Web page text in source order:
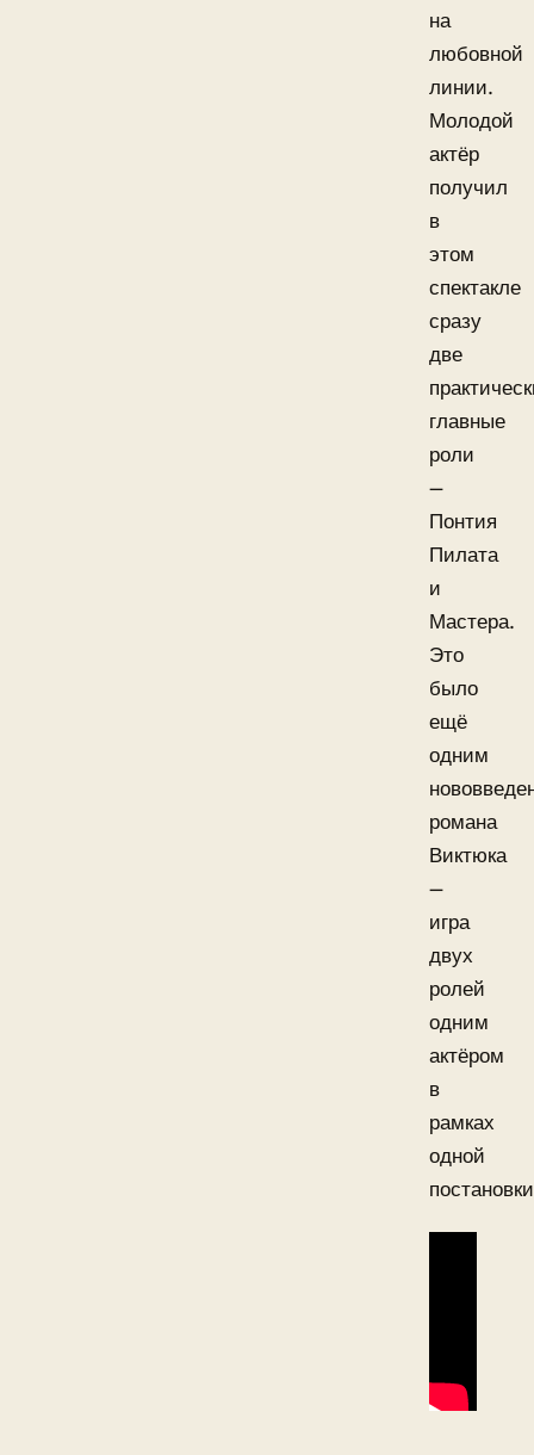
на
любовной
линии.
Молодой
актёр
получил
в
этом
спектакле
сразу
две
главные
роли
—
Понтия
Пилата
и
Мастера.
Это
было
ещё
одним
романа
Виктюка
—
игра
двух
ролей
одним
актёром
в
рамках
одной